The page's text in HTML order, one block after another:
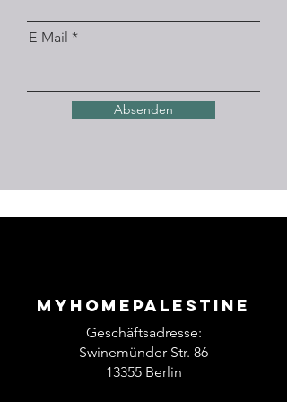
E-Mail
Absenden
Myhomepalestine
Geschäftsadresse:
Swinemünder Str. 86
13355 Berlin